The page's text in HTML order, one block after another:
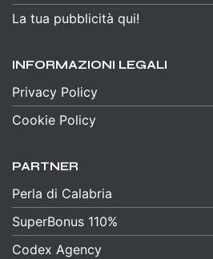
La tua pubblicità qui!
INFORMAZIONI LEGALI
Privacy Policy
Cookie Policy
PARTNER
Perla di Calabria
SuperBonus 110%
Codex Agency